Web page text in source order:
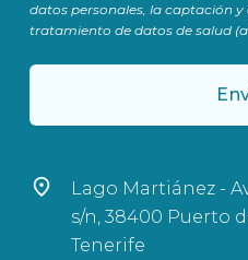
datos personales, la captación
tratamiento de datos de salud
Lago Martiánez -
s/n, 38400 Puerto
Tenerife